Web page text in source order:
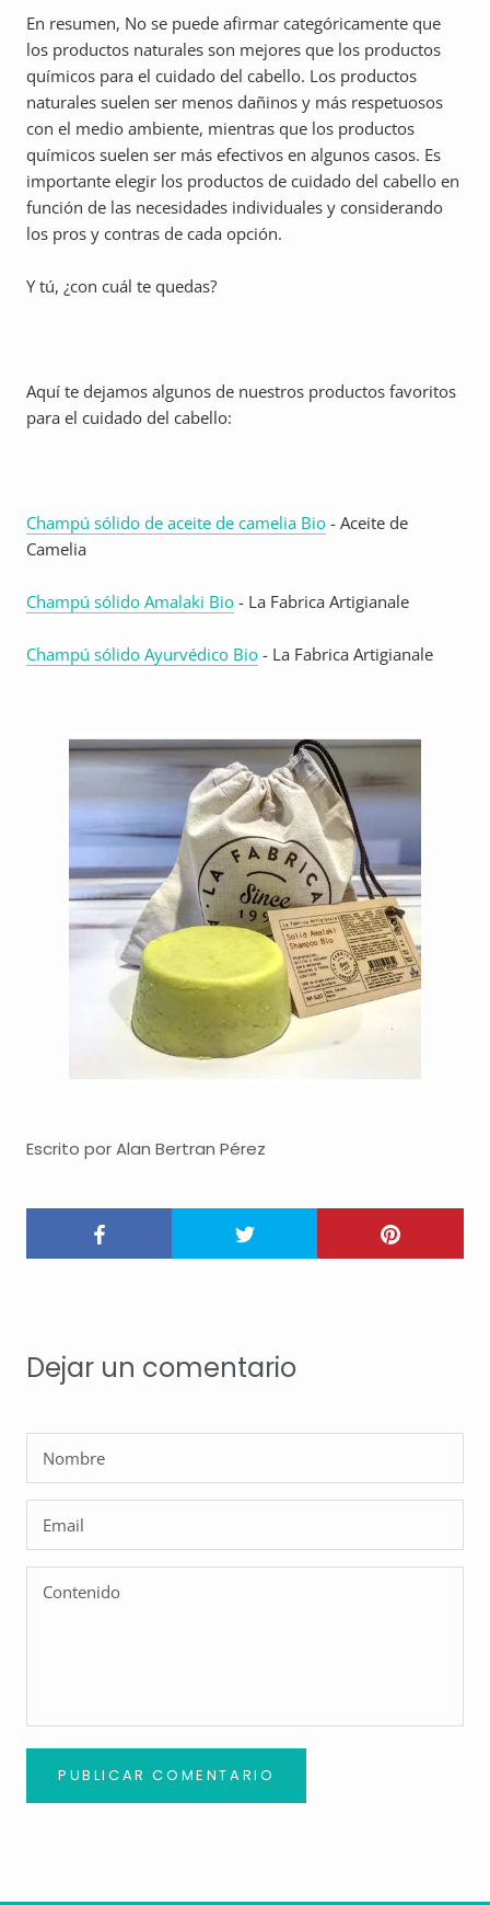
En resumen, No se puede afirmar categóricamente que
los productos naturales son mejores que los productos
químicos para el cuidado del cabello. Los productos
naturales suelen ser menos dañinos y más respetuosos
con el medio ambiente, mientras que los productos
químicos suelen ser más efectivos en algunos casos. Es
importante elegir los productos de cuidado del cabello en
función de las necesidades individuales y considerando
los pros y contras de cada opción.
Y tú, ¿con cuál te quedas?
Aquí te dejamos algunos de nuestros productos favoritos
para el cuidado del cabello:
Champú sólido de aceite de camelia Bio - Aceite de
Camelia
Champú sólido Amalaki Bio - La Fabrica Artigianale
Champú sólido Ayurvédico Bio - La Fabrica Artigianale
Escrito por Alan Bertran Pérez
Dejar un comentario
PUBLICAR COMENTARIO